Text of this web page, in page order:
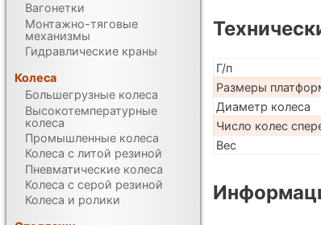
Г/п
Размеры
Диаметр колеса
Число колес
Вес
Вагонетки
Монтажно-тяговые
механизмы
Гидравлические краны
Колеса
Большегрузные колеса
Высокотемпературные
колеса
Промышленные колеса
Колеса с литой резиной
Пневматические колеса
Колеса с серой резиной
Колеса и ролики